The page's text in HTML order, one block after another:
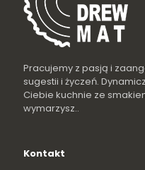
Pracujemy z pasją i
sugestii i życzeń.
Ciebie kuchnie ze
wymarzysz..
Kontakt